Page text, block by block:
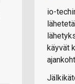
io-
käyvät